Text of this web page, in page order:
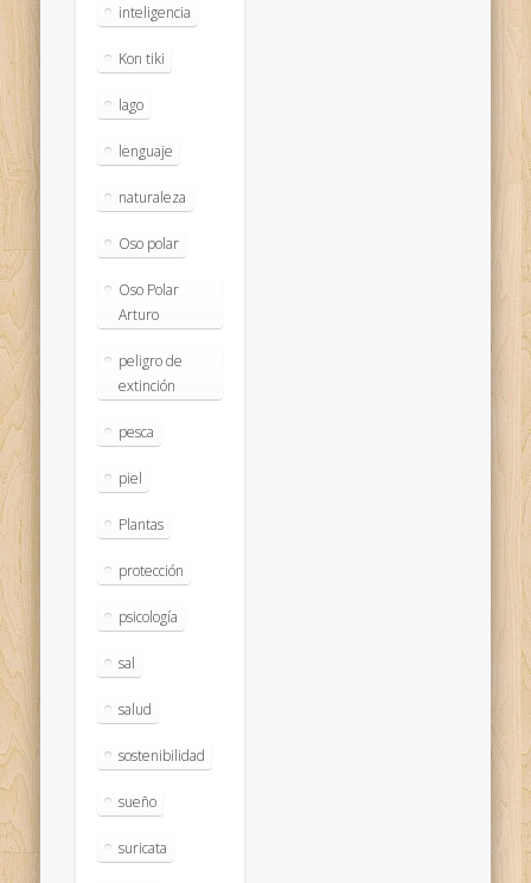
inteligencia
Kon tiki
lago
lenguaje
naturaleza
Oso polar
Oso Polar
Arturo
peligro de
extinción
pesca
piel
Plantas
protección
psicología
sal
salud
sostenibilidad
sueño
suricata